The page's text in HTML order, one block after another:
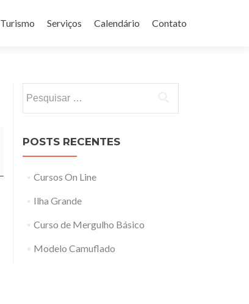
Turismo Serviços Calendário Contato
por:
POSTS RECENTES
Cursos On Line
Ilha Grande
Curso de Mergulho Básico
Modelo Camuflado